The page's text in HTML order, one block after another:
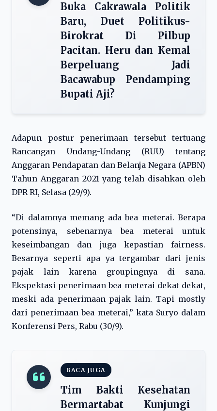
Buka Cakrawala Politik
Baru, Duet Politikus-
Birokrat Di Pilbup
Pacitan. Heru dan Kemal
Berpeluang Jadi
Bacawabup Pendamping
Bupati Aji?
Adapun postur penerimaan tersebut tertuang
Rancangan Undang-Undang (RUU) tentang
Anggaran Pendapatan dan Belanja Negara (APBN)
Tahun Anggaran 2021 yang telah disahkan oleh
DPR RI, Selasa (29/9).
“Di dalamnya memang ada bea meterai. Berapa
potensinya, sebenarnya bea meterai untuk
keseimbangan dan juga kepastian fairness.
Besarnya seperti apa ya tergambar dari jenis
pajak lain karena groupingnya di sana.
Ekspektasi penerimaan bea meterai dekat dekat,
meski ada penerimaan pajak lain. Tapi mostly
dari penerimaan bea meterai,” kata Suryo dalam
Konferensi Pers, Rabu (30/9).
BACA JUGA
Tim Bakti Kesehatan
Bermartabat Kunjungi